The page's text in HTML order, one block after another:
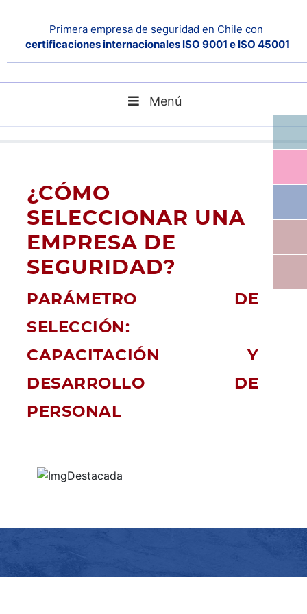
Primera empresa de seguridad en Chile con
certificaciones internacionales ISO 9001 e ISO 45001
Menú
¿CÓMO
SELECCIONAR UNA
EMPRESA DE
SEGURIDAD?
PARÁMETRO DE
SELECCIÓN:
CAPACITACIÓN Y
DESARROLLO DE
PERSONAL